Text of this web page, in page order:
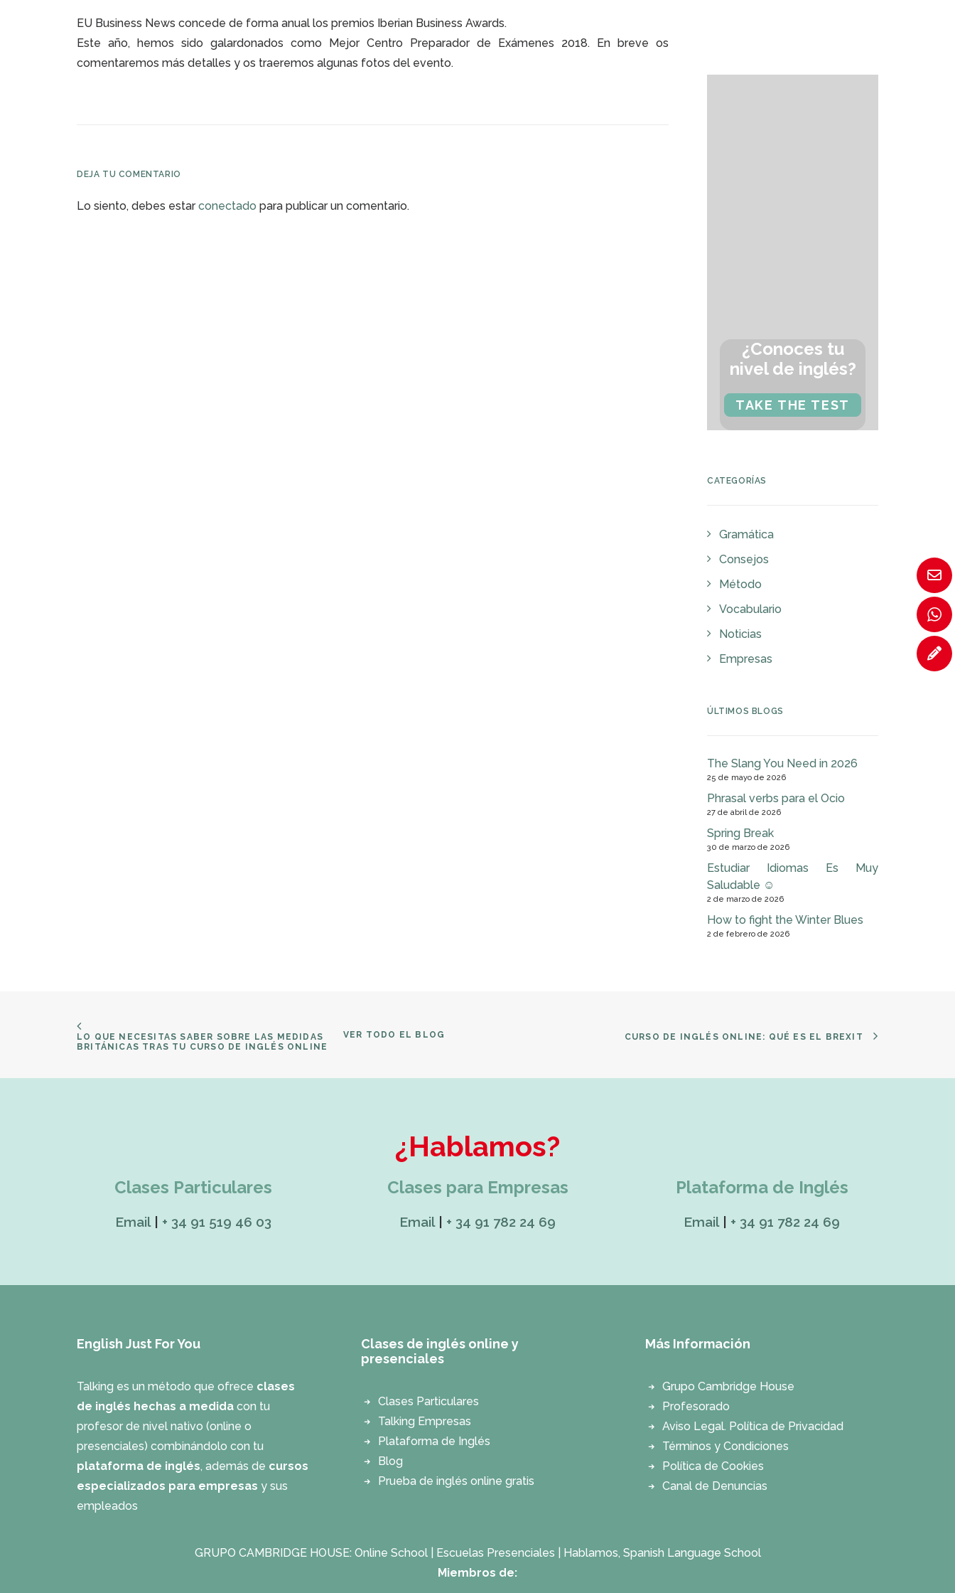
EU Business News concede de forma anual los premios Iberian Business Awards.
Este año, hemos sido galardonados como Mejor Centro Preparador de Exámenes 2018. En breve os
comentaremos más detalles y os traeremos algunas fotos del evento.
DEJA TU COMENTARIO
Lo siento, debes estarconectado para publicar un comentario.
¿Conoces tu
nivel de inglés?
TAKE THE TEST
CATEGORÍAS
Gramática
Consejos
Método
Vocabulario
Noticias
Empresas
ÚLTIMOS BLOGS
The Slang You Need in 2026
25 de mayo de 2026
Phrasal verbs para el Ocio
27 de abril de 2026
Spring Break
30 de marzo de 2026
Estudiar Idiomas Es Muy
Saludable ☺
2 de marzo de 2026
How to fight the Winter Blues
2 de febrero de 2026
LO QUE NECESITAS SABER SOBRE LAS MEDIDAS
BRITÁNICAS TRAS TU CURSO DE INGLÉS ONLINE
VER TODO EL BLOG CURSO DE INGLÉS ONLINE: QUÉ ES EL BREXIT
¿Hablamos?
Clases Particulares
Email| + 34 91 519 46 03
Clases para Empresas
Email| + 34 91 782 24 69
Plataforma de Inglés
Email| + 34 91 782 24 69
English Just For You
Talking es un método que ofrece clases
de inglés hechas a medida con tu
profesor de nivel nativo (online o
presenciales) combinándolo con tu
plataforma de inglés, además de cursos
especializados para empresas y sus
empleados
Clases de inglés online y
presenciales
Clases Particulares
Talking Empresas
Plataforma de Inglés
Blog
Prueba de inglés online gratis
Más Información
Grupo Cambridge House
Profesorado
Aviso Legal. Política de Privacidad
Términos y Condiciones
Política de Cookies
Canal de Denuncias
GRUPO CAMBRIDGE HOUSE: Online School| Escuelas Presenciales
Hablamos, Spanish Language School
Miembros de: